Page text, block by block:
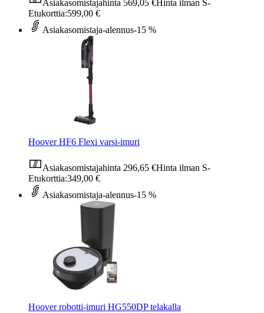
Asiakasomistajahinta 569,05 €Hinta ilman S-
Etukorttia:599,00 €
Asiakasomistaja-alennus-15 %
Hoover HF6 Flexi varsi-imuri
Asiakasomistajahinta 296,65 €Hinta ilman S-
Etukorttia:349,00 €
Asiakasomistaja-alennus-15 %
Hoover robotti-imuri HG550DP telakalla